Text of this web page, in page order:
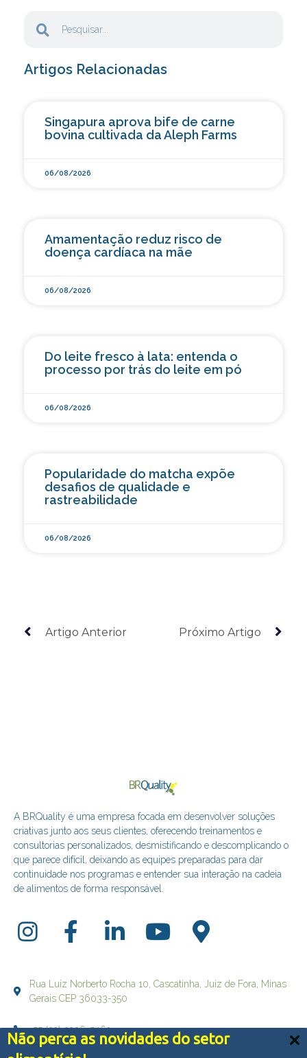
Não perca as novidades do setor
Artigos Relacionadas
Singapura aprova bife de carne
bovina cultivada da Aleph Farms
06/08/2026
Amamentação reduz risco de
doença cardíaca na mãe
06/08/2026
Do leite fresco à lata: entenda o
processo por trás do leite em pó
06/08/2026
Popularidade do matcha expõe
desafios de qualidade e
rastreabilidade
06/08/2026
Artigo Anterior Próximo Artigo
A BRQuality é uma empresa focada em desenvolver soluções
criativas junto aos seus clientes, oferecendo treinamentos e
consultorias personalizados, desmistificando e descomplicando o
que parece difícil, deixando as equipes preparadas para dar
continuidade nos programas e entender sua interação na cadeia
de alimentos de forma responsável.
Rua Luiz Norberto Rocha 10, Cascatinha, Juiz de Fora, Minas
Gerais CEP 36033-350
+55 (32) 3236-5469
Nós usamos cookies e outras tecnologias semelhantes